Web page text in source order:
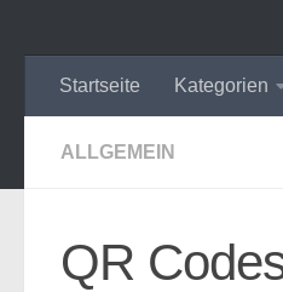
Startseite Kategorien
ALLGEMEIN
QR